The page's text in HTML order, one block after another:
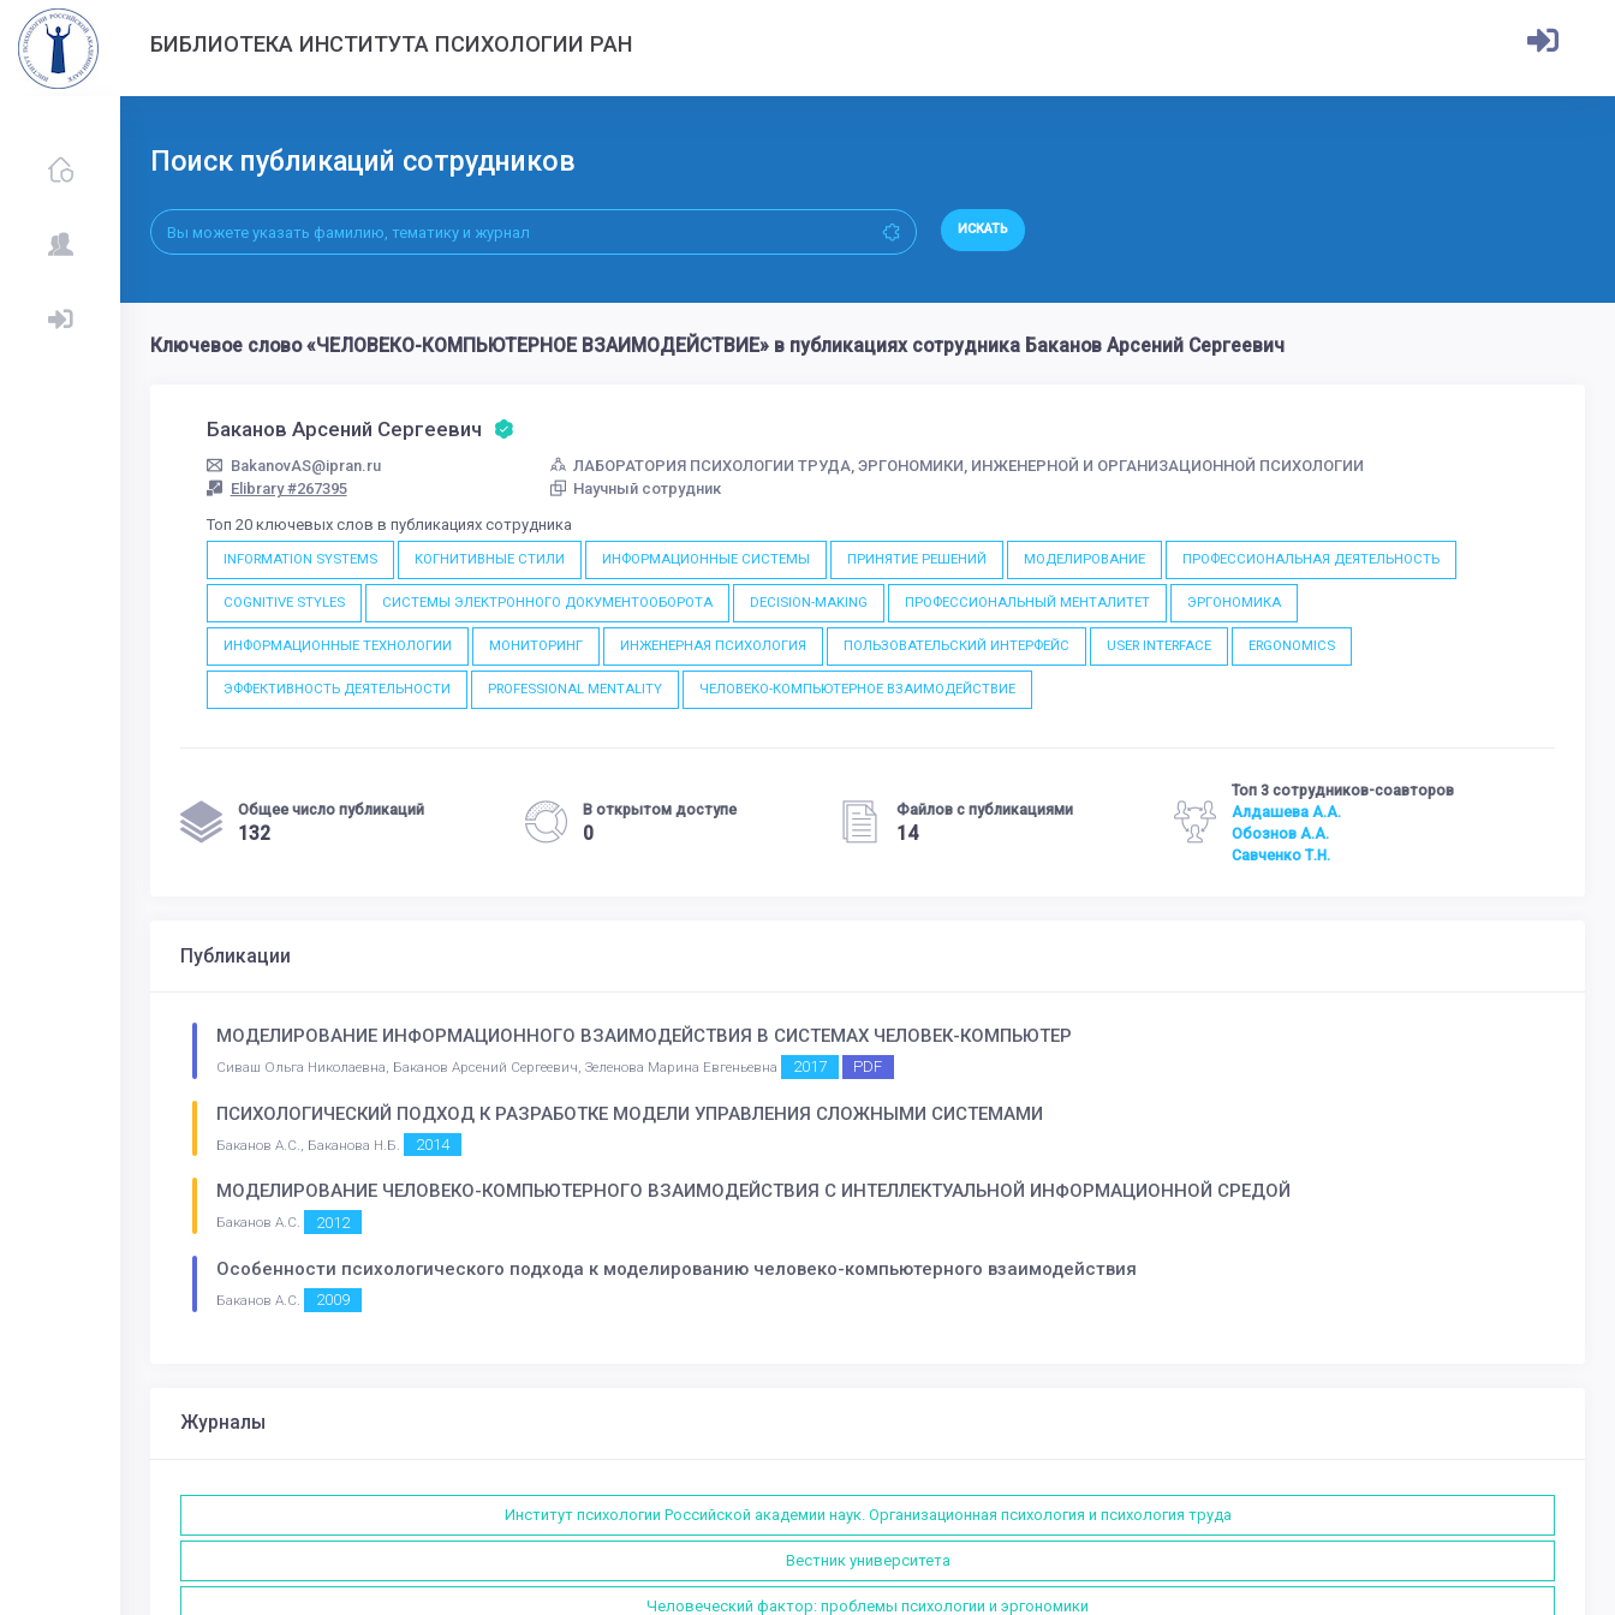
БИБЛИОТЕКА ИНСТИТУТА ПСИХОЛОГИИ РАН
Поиск публикаций сотрудников
ИСКАТЬ
Ключевое слово «ЧЕЛОВЕКО-КОМПЬЮТЕРНОЕ ВЗАИМОДЕЙСТВИЕ» в публикациях сотрудника Баканов Арсений Сергеевич
Баканов Арсений Сергеевич
BakanovAS@ipran.ru
Elibrary #267395
ЛАБОРАТОРИЯ ПСИХОЛОГИИ ТРУДА, ЭРГОНОМИКИ, ИНЖЕНЕРНОЙ И ОРГАНИЗАЦИОННОЙ ПСИХОЛОГИИ
Научный сотрудник
Топ 20 ключевых слов в публикациях сотрудника
INFORMATION SYSTEMS КОГНИТИВНЫЕ СТИЛИ ИНФОРМАЦИОННЫЕ СИСТЕМЫ ПРИНЯТИЕ РЕШЕНИЙ МОДЕЛИРОВАНИЕ ПРОФЕССИОНАЛЬНАЯ ДЕЯТЕЛЬНОСТЬ
COGNITIVE STYLES СИСТЕМЫ ЭЛЕКТРОННОГО ДОКУМЕНТООБОРОТА DECISION-MAKING ПРОФЕССИОНАЛЬНЫЙ МЕНТАЛИТЕТ ЭРГОНОМИКА
ИНФОРМАЦИОННЫЕ ТЕХНОЛОГИИ МОНИТОРИНГ ИНЖЕНЕРНАЯ ПСИХОЛОГИЯ ПОЛЬЗОВАТЕЛЬСКИЙ ИНТЕРФЕЙС USER INTERFACE ERGONOMICS
ЭФФЕКТИВНОСТЬ ДЕЯТЕЛЬНОСТИ PROFESSIONAL MENTALITY ЧЕЛОВЕКО-КОМПЬЮТЕРНОЕ ВЗАИМОДЕЙСТВИЕ
Общее число публикаций
132
В открытом доступе
0
Файлов с публикациями
14
Топ 3 сотрудников-соавторов
Алдашева А.А.
Обознов А.А.
Савченко Т.Н.
Публикации
МОДЕЛИРОВАНИЕ ИНФОРМАЦИОННОГО ВЗАИМОДЕЙСТВИЯ В СИСТЕМАХ ЧЕЛОВЕК-КОМПЬЮТЕР
Сиваш Ольга Николаевна, Баканов Арсений Сергеевич, Зеленова Марина Евгеньевна 2017 PDF
ПСИХОЛОГИЧЕСКИЙ ПОДХОД К РАЗРАБОТКЕ МОДЕЛИ УПРАВЛЕНИЯ СЛОЖНЫМИ СИСТЕМАМИ
Баканов А.С., Баканова Н.Б. 2014
МОДЕЛИРОВАНИЕ ЧЕЛОВЕКО-КОМПЬЮТЕРНОГО ВЗАИМОДЕЙСТВИЯ С ИНТЕЛЛЕКТУАЛЬНОЙ ИНФОРМАЦИОННОЙ СРЕДОЙ
Баканов А.С. 2012
Особенности психологического подхода к моделированию человеко-компьютерного взаимодействия
Баканов А.С. 2009
Журналы
Институт психологии Российской академии наук. Организационная психология и психология труда
Вестник университета
Человеческий фактор: проблемы психологии и эргономики